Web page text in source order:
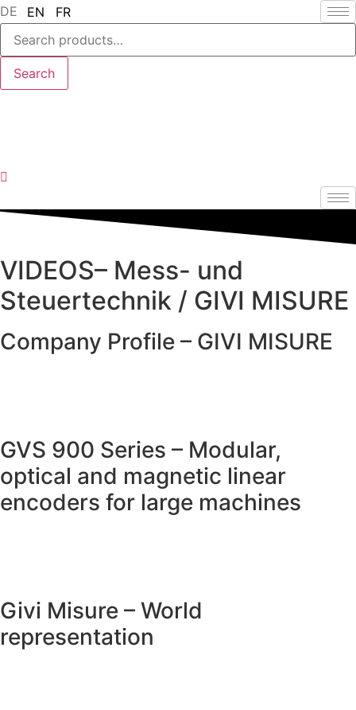
DE EN
FR
Search
for:
Search
VIDEOS– Mess- und
Steuertechnik / GIVI MISURE
Company Profile – GIVI MISURE
GVS 900 Series – Modular,
optical and magnetic linear
encoders for large machines
Givi Misure – World
representation